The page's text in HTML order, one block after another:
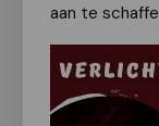
aan te